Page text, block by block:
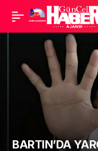
BARTIN’DA
ULUSLARARASI
DEVLETLERİ
TEŞKİLATI’NDA
TURAN” MESAJI